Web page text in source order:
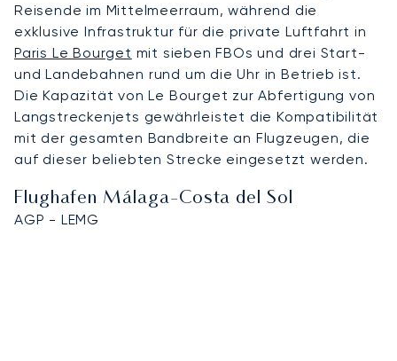
Reisende im Mittelmeerraum, während die
exklusive Infrastruktur für die private Luftfahrt in
Paris Le Bourget mit sieben FBOs und drei Start-
und Landebahnen rund um die Uhr in Betrieb ist.
Die Kapazität von Le Bourget zur Abfertigung von
Langstreckenjets gewährleistet die Kompatibilität
mit der gesamten Bandbreite an Flugzeugen, die
auf dieser beliebten Strecke eingesetzt werden.
Flughafen Málaga-Costa del Sol
AGP - LEMG